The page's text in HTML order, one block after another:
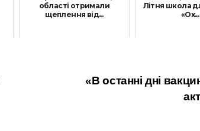
області отримали
щеплення від...
Літня школа
«Ох...
«В останні дні